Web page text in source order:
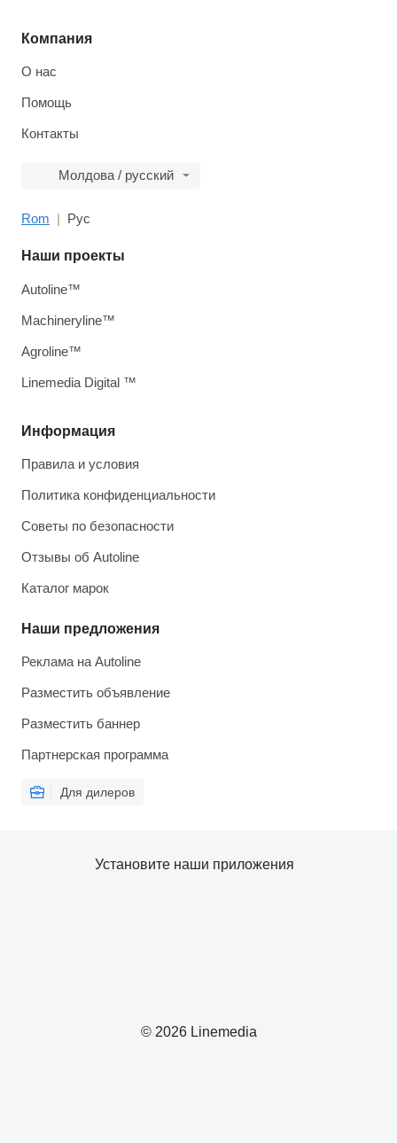
Компания
О нас
Помощь
Контакты
Молдова / русский
Rom Рус
Информация
Правила и условия
Политика конфиденциальности
Советы по безопасности
Отзывы об Autoline
Каталог марок
Наши предложения
Реклама на Autoline
Разместить объявление
Разместить баннер
Партнерская программа
Для дилеров
Наши проекты
Autoline™
Machineryline™
Agroline™
Linemedia Digital ™
© 2026 Linemedia
Установите наши приложения